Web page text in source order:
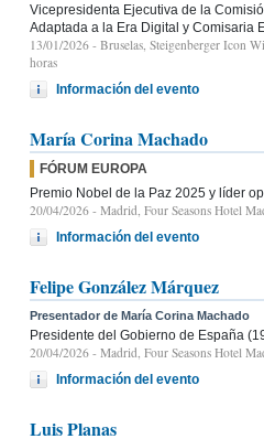
Vicepresidenta Ejecutiva de la
Adaptada a la Era Digital y Comisaria
13/01/2026 - Bruselas, Steigenberger Icon
horas
Información del evento
María Corina Machado
FÓRUM EUROPA
Premio Nobel de la Paz 2025 y líder
20/04/2026 - Madrid, Four Seasons Hotel
Información del evento
Felipe González Márquez
Presentador de María Corina Machado
Presidente del Gobierno de España
20/04/2026 - Madrid, Four Seasons Hotel
Información del evento
Luis Planas